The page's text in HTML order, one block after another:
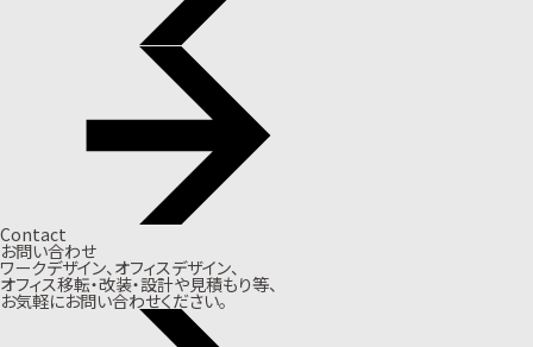
Contact
お問い合わせ
ワークデザイン、オフィスデザイン、
オフィス移転・改装・設計や見積もり等、
お気軽にお問い合わせください。